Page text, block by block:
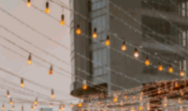
Bruiloft Verjaardag